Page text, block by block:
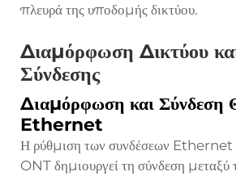
πλευρά της υποδομής δικτύου.
Διαμόρφωση Δικτύου
Σύνδεσης
Διαμόρφωση και Σύνδεση
Ethernet
Η ρύθμιση των συνδέσεων Ethernet
ONT δημιουργεί τη σύνδεση μεταξύ